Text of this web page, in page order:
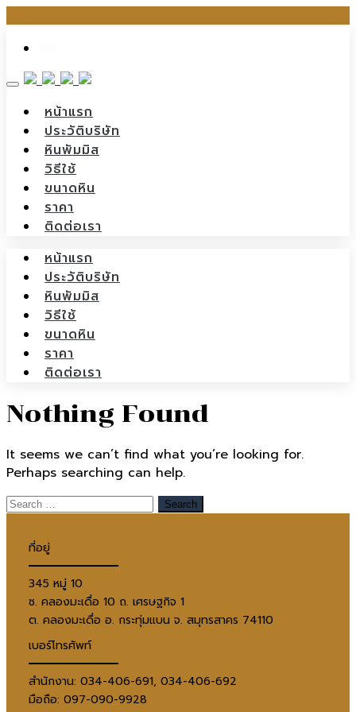
content
หน้าแรก
ประวัติบริษัท
หินพัมมิส
วิธีใช้
ขนาดหิน
ราคา
ติดต่อเรา
หน้าแรก
ประวัติบริษัท
หินพัมมิส
วิธีใช้
ขนาดหิน
ราคา
ติดต่อเรา
Nothing Found
It seems we can’t find what you’re looking for.
Perhaps searching can help.
ที่อยู่
345 หมู่ 10
ซ. คลองมะเดื่อ 10 ถ. เศรษฐกิจ 1
ต. คลองมะเดื่อ อ. กระทุ่มแบน จ. สมุทรสาคร 74110
เบอร์โทรศัพท์
สำนักงาน: 034-406-691, 034-406-692
มือถือ: 097-090-9928